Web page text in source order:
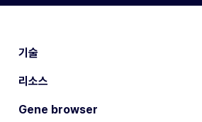
기술
리소스
Gene browser